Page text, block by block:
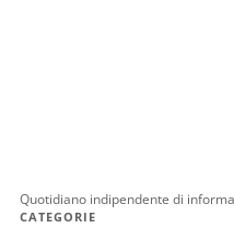
Quotidiano indipendente di
CATEGORIE